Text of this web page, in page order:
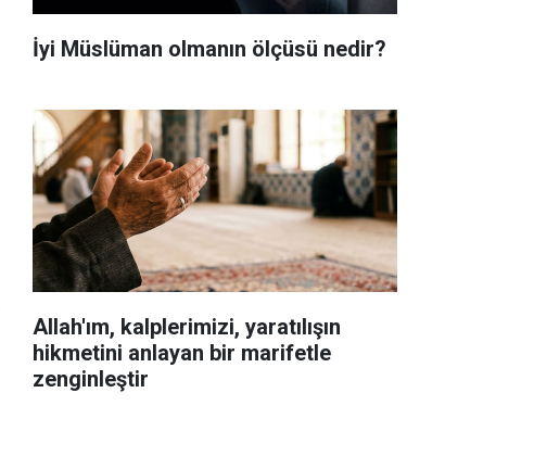
İyi Müslüman olmanın ölçüsü nedir?
Allah'ım, kalplerimizi, yaratılışın
hikmetini anlayan bir marifetle
zenginleştir